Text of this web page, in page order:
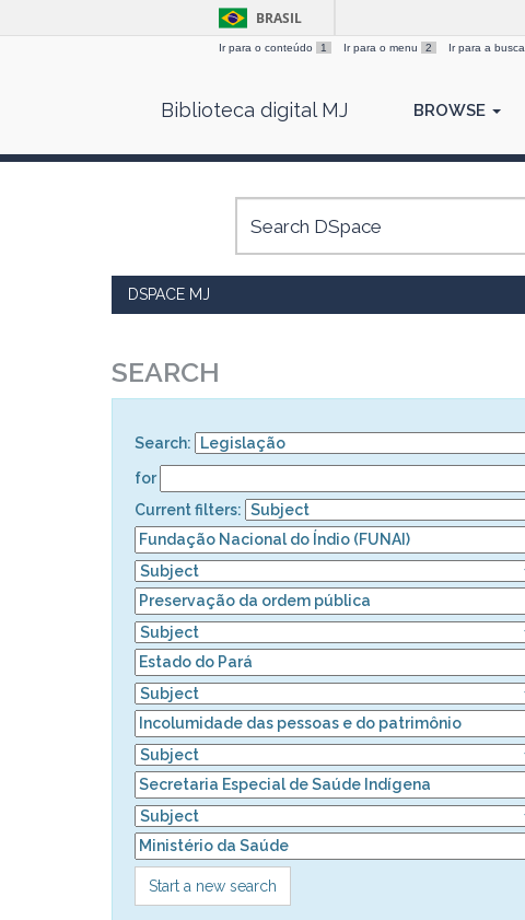
BRASIL
Ir para o conteúdo 1 Ir para o menu 2 Ir para a busca
Biblioteca digital MJ BROWSE
DSPACE MJ
SEARCH
Search:
for
Current filters:
Start a new search